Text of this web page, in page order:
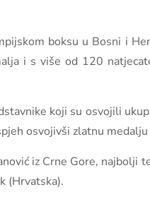
boksu u Bosni i
i s više od 120
koji su osvojili
osvojivši zlatnu
iz Crne Gore, najbolji
(Hrvatska).